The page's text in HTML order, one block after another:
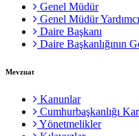
Genel Müdür
Genel Müdür
Daire Başkanı
Daire Başkanlığının
Mevzuat
Kanunlar
Cumhurbaşkanlığı
Yönetmelikler